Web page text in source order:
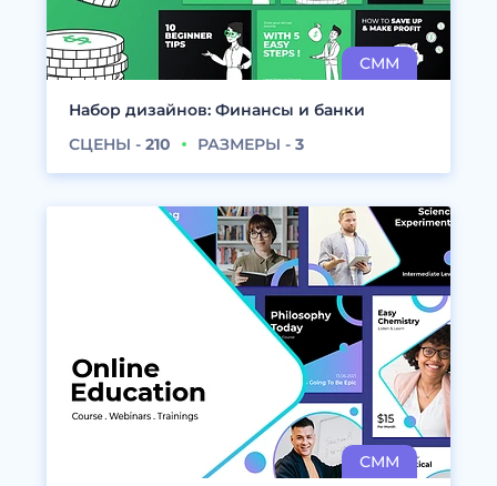
Набор дизайнов: Финансы и банки
СЦЕНЫ - 210 РАЗМЕРЫ - 3